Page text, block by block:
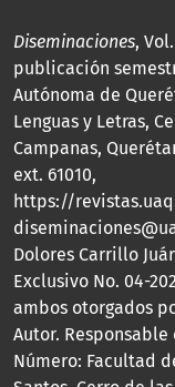
Diseminaciones,
publicación
Autónoma de
Lenguas y Letras,
Campanas,
ext. 61010,
https://
Dolores Carrillo
Exclusivo No. 04-
ambos otorgados
Autor.
Número: Facultad